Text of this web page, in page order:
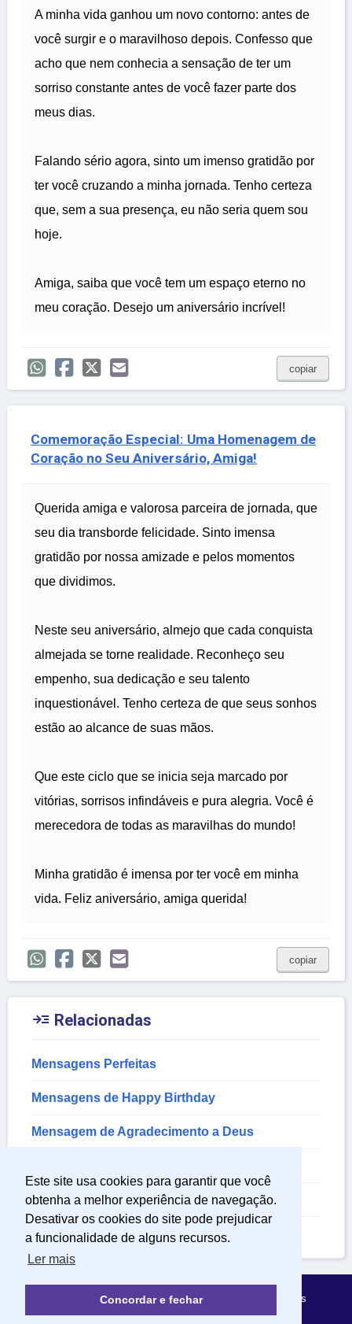
Este site usa cookies para garantir que você
obtenha a melhor experiência de navegação.
Desativar os cookies do site pode prejudicar
a funcionalidade de alguns recursos.
Ler mais
Concordar e fechar
A minha vida ganhou um novo contorno: antes de
você surgir e o maravilhoso depois. Confesso que
acho que nem conhecia a sensação de ter um
sorriso constante antes de você fazer parte dos
meus dias.
Falando sério agora, sinto um imenso gratidão por
ter você cruzando a minha jornada. Tenho certeza
que, sem a sua presença, eu não seria quem sou
hoje.
Amiga, saiba que você tem um espaço eterno no
meu coração. Desejo um aniversário incrível!
copiar
Comemoração Especial: Uma Homenagem de
Coração no Seu Aniversário, Amiga!
Querida amiga e valorosa parceira de jornada, que
seu dia transborde felicidade. Sinto imensa
gratidão por nossa amizade e pelos momentos
que dividimos.
Neste seu aniversário, almejo que cada conquista
almejada se torne realidade. Reconheço seu
empenho, sua dedicação e seu talento
inquestionável. Tenho certeza de que seus sonhos
estão ao alcance de suas mãos.
Que este ciclo que se inicia seja marcado por
vitórias, sorrisos infindáveis e pura alegria. Você é
merecedora de todas as maravilhas do mundo!
Minha gratidão é imensa por ter você em minha
vida. Feliz aniversário, amiga querida!
copiar
 Relacionadas
Mensagens Perfeitas
Mensagens de Happy Birthday
Mensagem de Agradecimento a Deus
Mensagem de Parabéns
Mensagem de Aniversário
Política de Privacidade Sobre Mensagens Mágicas